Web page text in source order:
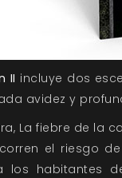
II incluye dos
avidez y
La fiebre de la
el riesgo
los habitantes